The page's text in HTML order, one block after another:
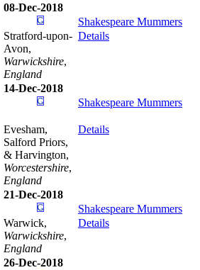
08-Dec-2018
Shakespeare Mummers
Stratford-upon-
Avon,
Warwickshire,
England
Details
14-Dec-2018
Shakespeare Mummers
Evesham,
Salford Priors,
& Harvington,
Worcestershire,
England
Details
21-Dec-2018
Shakespeare Mummers
Warwick,
Warwickshire,
England
Details
26-Dec-2018